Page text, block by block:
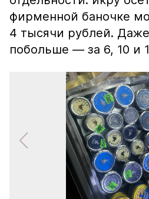
фирменной баночке
4 тысячи рублей.
побольше — за 6, 10 и